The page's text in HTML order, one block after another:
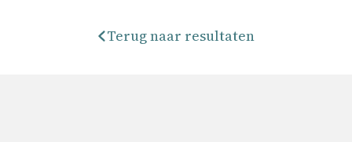
Terug naar resultaten